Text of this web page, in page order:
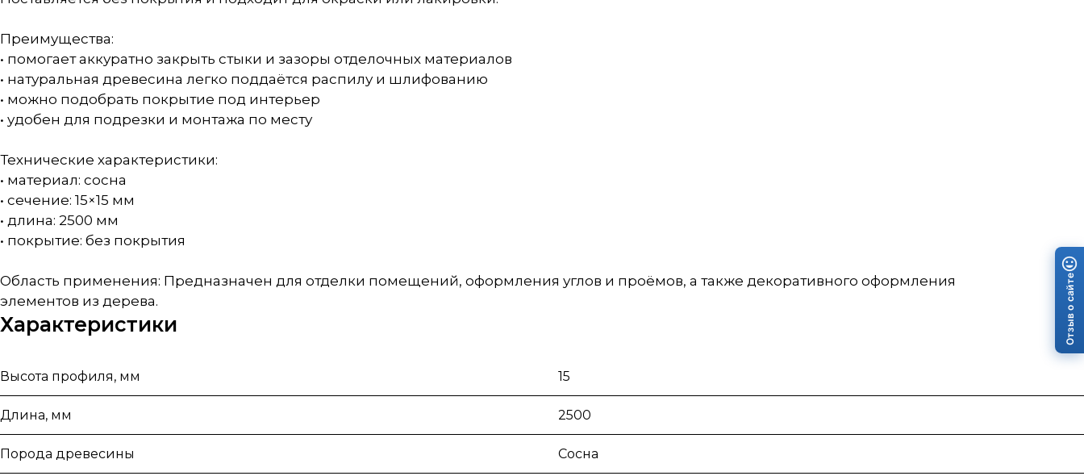
Преимущества:
• помогает аккуратно закрыть стыки и зазоры отделочных материалов
• натуральная древесина легко поддаётся распилу и шлифованию
• можно подобрать покрытие под интерьер
• удобен для подрезки и монтажа по месту
Технические характеристики:
• материал: сосна
• сечение: 15×15 мм
• длина: 2500 мм
• покрытие: без покрытия
Область применения: Предназначен для отделки помещений, оформления углов и проёмов, а также декоративного оформления
элементов из дерева.
Характеристики
Высота профиля, мм 15
Длина, мм 2500
Порода древесины Сосна
Отзыв о сайте